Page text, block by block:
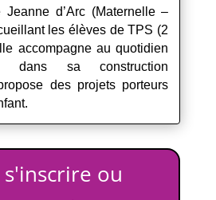
Jeanne d’Arc (Maternelle –
les élèves de TPS (2
accompagne au quotidien
dans sa construction
des projets porteurs
ou